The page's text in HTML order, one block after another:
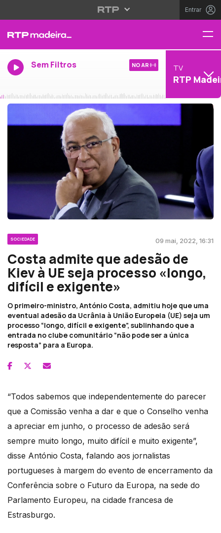
Entrar
Sem Filtros NO AR TV
RTP
SOCIEDADE 09 mai, 2022, 16:31
Costa admite que adesão de
Kiev à UE seja processo «longo,
difícil e exigente»
O primeiro-ministro, António Costa, admitiu hoje que uma
eventual adesão da Ucrânia à União Europeia (UE) seja um
processo “longo, difícil e exigente”, sublinhando que a
entrada no clube comunitário “não pode ser a única
resposta” para a Europa.
“Todos sabemos que independentemente do parecer
que a Comissão venha a dar e que o Conselho venha
a apreciar em junho, o processo de adesão será
sempre muito longo, muito difícil e muito exigente”,
disse António Costa, falando aos jornalistas
portugueses à margem do evento de encerramento da
Conferência sobre o Futuro da Europa, na sede do
Parlamento Europeu, na cidade francesa de
Estrasburgo.